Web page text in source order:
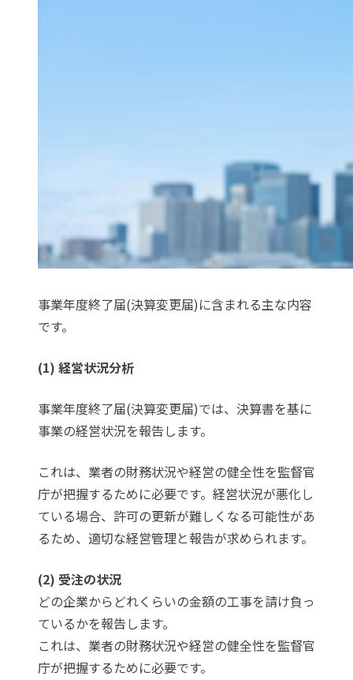
事業年度終了届(決算変更届)に含まれる主な内容
です。
(1) 経営状況分析
事業年度終了届(決算変更届)では、決算書を基に
事業の経営状況を報告します。
これは、業者の財務状況や経営の健全性を監督官
庁が把握するために必要です。経営状況が悪化し
ている場合、許可の更新が難しくなる可能性があ
るため、適切な経営管理と報告が求められます。
(2) 受注の状況
どの企業からどれくらいの金額の工事を請け負っ
ているかを報告します。
これは、業者の財務状況や経営の健全性を監督官
庁が把握するために必要です。